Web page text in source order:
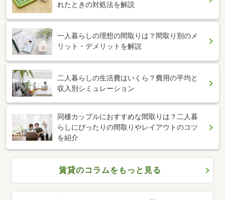
れたときの対処法を解説
一人暮らしの理想の間取りは？間取り別のメ
リット・デメリットを解説
二人暮らしの生活費はいくら？費用の平均と
収入別シミュレーション
同棲カップルにおすすめな間取りは？二人暮
らしにぴったりの間取りやレイアウトのコツ
を紹介
賃貸のコラムをもっと見る